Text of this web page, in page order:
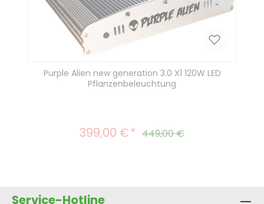
Purple Alien new generation 3.0 X1 120W LED
Pflanzenbeleuchtung
Verkaufspreis:
399,00 € Regulärer Preis:
449,00 €
Service-Hotline